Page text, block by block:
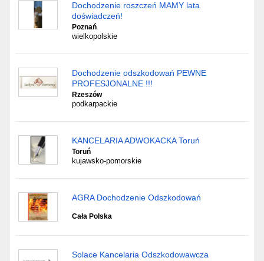
Dochodzenie roszczeń MAMY lata
doświadczeń!
Poznań
wielkopolskie
Dochodzenie odszkodowań PEWNE
PROFESJONALNE !!!
Rzeszów
podkarpackie
KANCELARIA ADWOKACKA Toruń
Toruń
kujawsko-pomorskie
AGRA Dochodzenie Odszkodowań
Cała Polska
Solace Kancelaria Odszkodowawcza